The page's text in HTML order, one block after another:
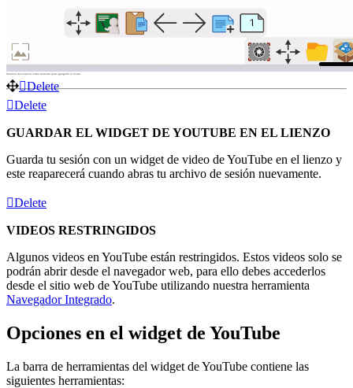
Presiona dos veces el video deseado para agregarlo al lienzo.
Delete
Delete
GUARDAR EL WIDGET DE YOUTUBE EN EL LIENZO
Guarda tu sesión con un widget de video de YouTube en el lienzo y
este reaparecerá cuando abras tu archivo de sesión nuevamente.
Delete
VIDEOS RESTRINGIDOS
Algunos videos en YouTube están restringidos. Estos videos solo se
podrán abrir desde el navegador web, para ello debes accederlos
desde el sitio web de YouTube utilizando nuestra herramienta
Navegador Integrado.
Opciones en el widget de YouTube
La barra de herramientas del widget de YouTube contiene las
siguientes herramientas: